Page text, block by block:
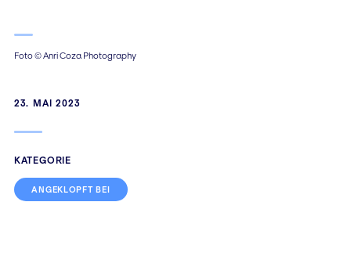
23. MAI 2023
KATEGORIE
ANGEKLOPFT BEI
Foto © Anri Coza Photography